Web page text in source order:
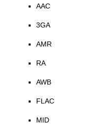
AAC
3GA
AMR
RA
AWB
FLAC
MID